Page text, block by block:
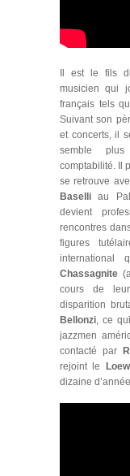
Il est le fils
musicien qui
français tels
Suivant son
et concerts, il
semble
comptabilité. Il
se retrouve
Baselli au
devient
rencontres
figures
international
Chassagnite
cours de
disparition
Bellonzi , ce
jazzmen
contacté par
rejoint le
dizaine